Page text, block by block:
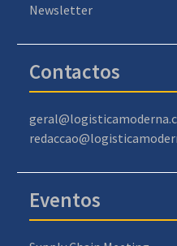
Newsletter
Contactos
Eventos